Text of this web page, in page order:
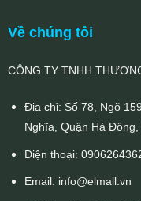
Về chúng tôi
CÔNG TY TNHH
Địa chỉ: Số 78, Ngõ
Nghĩa, Quận Hà Đông,
Điện thoại:
Email: info@elmall.vn